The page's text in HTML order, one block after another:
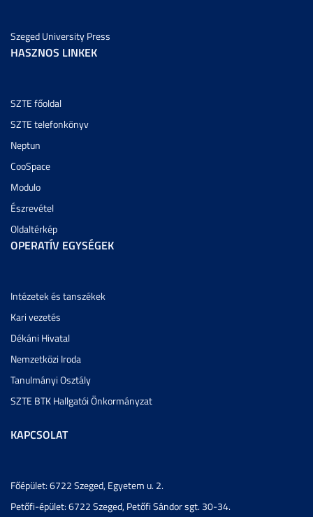
Szeged University Press
HASZNOS LINKEK
SZTE főoldal
SZTE telefonkönyv
Neptun
CooSpace
Modulo
Észrevétel
Oldaltérkép
OPERATÍV EGYSÉGEK
Intézetek és tanszékek
Kari vezetés
Dékáni Hivatal
Nemzetközi Iroda
Tanulmányi Osztály
SZTE BTK Hallgatói Önkormányzat
KAPCSOLAT
Főépület: 6722 Szeged, Egyetem u. 2.
Petőfi-épület: 6722 Szeged, Petőfi Sándor sgt. 30-34.